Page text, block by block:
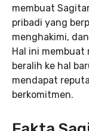
membuat
pribadi yang
menghakimi,
Hal ini membuat
beralih ke hal
mendapat
berkomitmen.